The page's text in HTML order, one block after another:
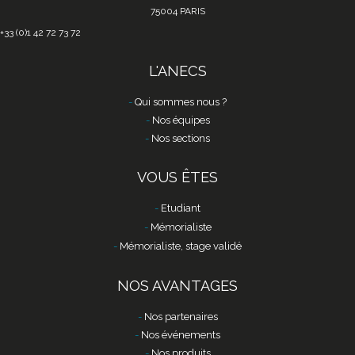
75004 PARIS
+33 (0)1 42 72 73 72
L'ANECS
Qui sommes nous ?
Nos équipes
Nos sections
VOUS ÊTES
Etudiant
Mémorialiste
Mémorialiste, stage validé
NOS AVANTAGES
Nos partenaires
Nos événements